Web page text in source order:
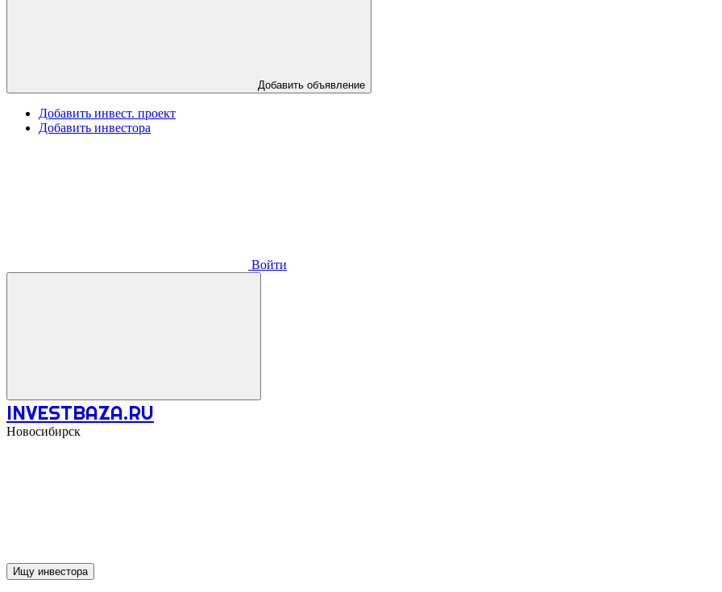
Добавить объявление
Добавить инвест. проект
Добавить инвестора
Войти
INVESTBAZA.RU
Новосибирск
Ищу инвестора